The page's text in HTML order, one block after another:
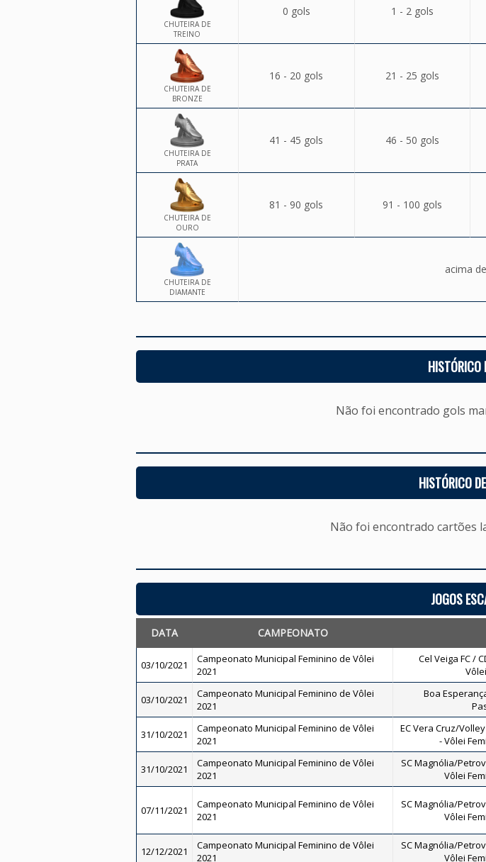
CHUTEIRA DE
TREINO
0 gols 1 - 2 gols
CHUTEIRA DE
BRONZE
16 - 20 gols 21 - 25 gols
CHUTEIRA DE
PRATA
41 - 45 gols 46 - 50 gols
CHUTEIRA DE
OURO
81 - 90 gols 91 - 100 gols
CHUTEIRA DE
DIAMANTE
acima
HISTÓRICO
Não foi encontrado gols
HISTÓRICO
Não foi encontrado cartões
JOGOS
DATA CAMPEONATO
03/10/2021
Campeonato Municipal Feminino de Vôlei
2021
Cel Veiga FC /
03/10/2021
Campeonato Municipal Feminino de Vôlei
2021
Boa
31/10/2021
Campeonato Municipal Feminino de Vôlei
2021
EC Vera Cruz/
- Vôlei
31/10/2021
Campeonato Municipal Feminino de Vôlei
2021
SC Magnólia/
Vôlei
07/11/2021
Campeonato Municipal Feminino de Vôlei
2021
SC Magnólia/
Vôlei
12/12/2021
Campeonato Municipal Feminino de Vôlei
2021
SC Magnólia/
Vôlei